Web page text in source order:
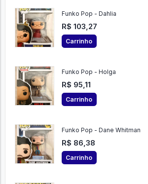
Funko Pop - Dahlia
R$ 103,27
Carrinho
Funko Pop - Holga
R$ 95,11
Carrinho
Funko Pop - Dane Whitman
R$ 86,38
Carrinho